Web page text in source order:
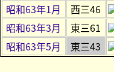
昭和63年1月
西三46
昭和63年3月
東三61
昭和63年5月
東三43